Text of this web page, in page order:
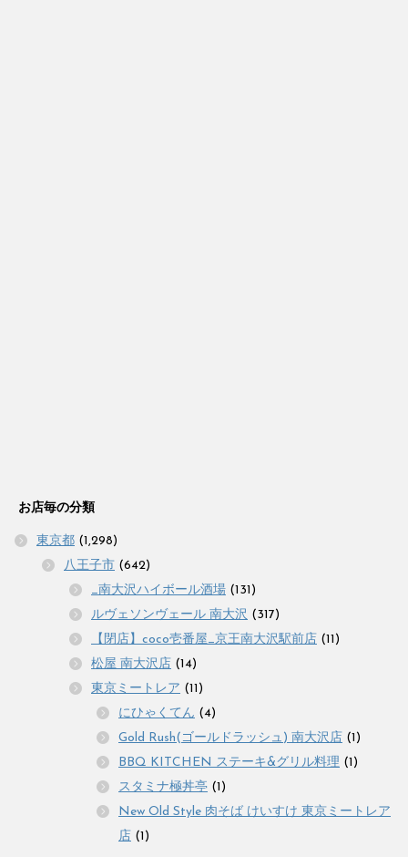
お店毎の分類
東京都 (1,298)
八王子市 (642)
_南大沢ハイボール酒場 (131)
ルヴェソンヴェール 南大沢 (317)
【閉店】coco壱番屋_京王南大沢駅前店 (11)
松屋 南大沢店 (14)
東京ミートレア (11)
にひゃくてん (4)
Gold Rush(ゴールドラッシュ) 南大沢店 (1)
BBQ KITCHEN ステーキ&グリル料理 (1)
スタミナ極丼亭 (1)
New Old Style 肉そば けいすけ 東京ミートレア
店 (1)